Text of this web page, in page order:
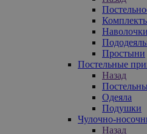
Наволочки
Простыни
Постельные
Назад
Одеяла
Подушки
Чулочно-
Назад